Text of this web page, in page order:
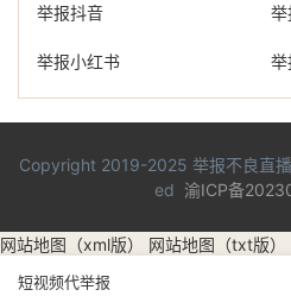
举报抖音 举
举报小红书 举
Copyright 2019-2025 举报不良直
ed 渝ICP备
网站地图（xml版） 网站地图（txt版）
短视频代举报